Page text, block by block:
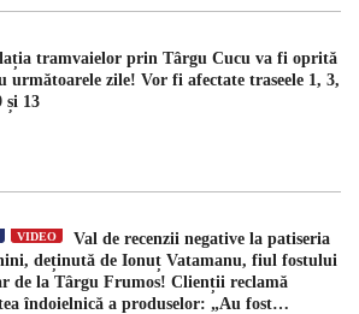
tramvaielor prin Târgu Cucu va fi oprită
următoarele zile! Vor fi afectate traseele 1, 3,
și 13
VIDEO
Val de recenzii negative la patiseria
deținută de Ionuț Vatamanu, fiul fostului
de la Târgu Frumos! Clienții reclamă
îndoielnică a produselor: „Au fost